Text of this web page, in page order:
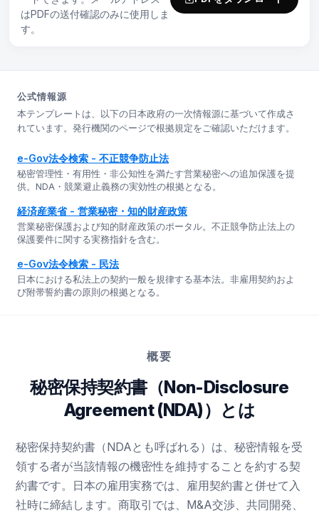
はPDFの送付確認のみに使用しま
す。
公式情報源
本テンプレートは、以下の日本政府の一次情報源に基づいて作成さ
れています。発行機関のページで根拠規定をご確認いただけます。
e-Gov法令検索 - 不正競争防止法
秘密管理性・有用性・非公知性を満たす営業秘密への追加保護を提
供。NDA・競業避止義務の実効性の根拠となる。
経済産業省 - 営業秘密・知的財産政策
営業秘密保護および知的財産政策のポータル。不正競争防止法上の
保護要件に関する実務指針を含む。
e-Gov法令検索 - 民法
日本における私法上の契約一般を規律する基本法。非雇用契約およ
び附帯誓約書の原則の根拠となる。
概要
秘密保持契約書（Non-Disclosure
Agreement (NDA)）とは
秘密保持契約書（NDAとも呼ばれる）は、秘密情報を受
領する者が当該情報の機密性を維持することを約する契
約書です。日本の雇用実務では、雇用契約書と併せて入
社時に締結します。商取引では、M&A交渉、共同開発、